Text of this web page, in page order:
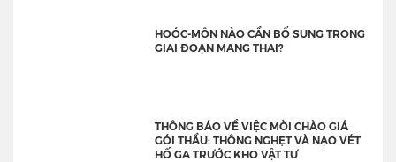
HOÓC-MÔN NÀO CẦN BỔ SUNG TRONG
GIAI ĐOẠN MANG THAI?
THÔNG BÁO VỀ VIỆC MỜI CHÀO GIÁ
GÓI THẦU: THÔNG NGHẸT VÀ NẠO VÉT
HỐ GA TRƯỚC KHO VẬT TƯ